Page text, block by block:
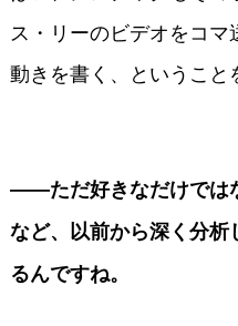
ス・リーのビデオをコ
動きを書く、ということ
――ただ好きなだけでは
など、以前から深く分
るんですね。